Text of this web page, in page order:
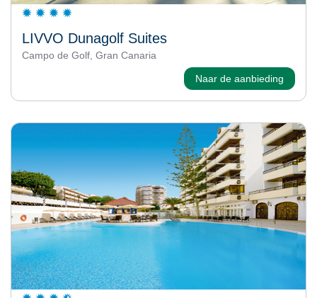
LIVVO Dunagolf Suites
Campo de Golf, Gran Canaria
Naar de aanbieding